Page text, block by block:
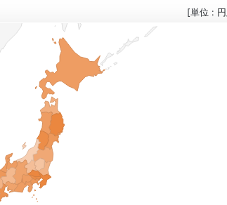
[単位 :